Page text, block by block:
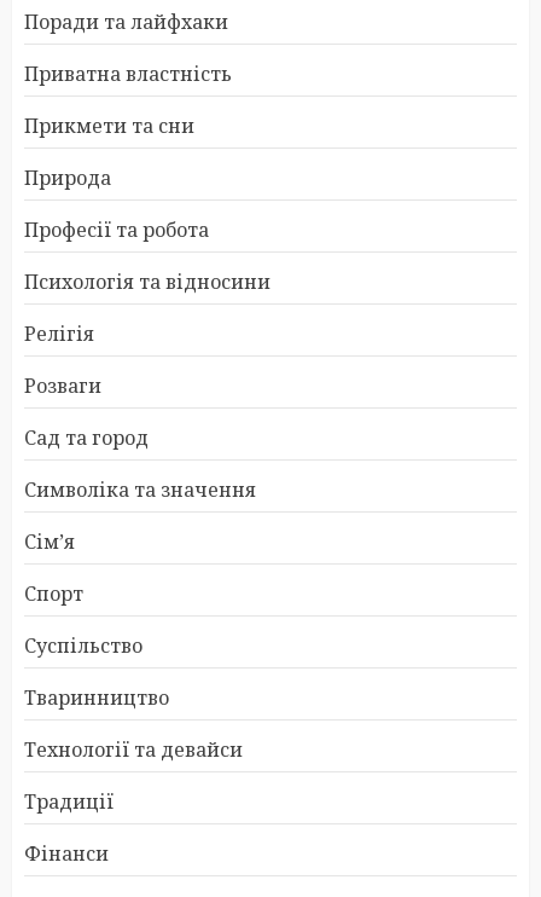
Поради та лайфхаки
Приватна властність
Прикмети та сни
Природа
Професії та робота
Психологія та відносини
Релігія
Розваги
Сад та город
Символіка та значення
Сім’я
Спорт
Суспільство
Тваринництво
Технології та девайси
Традиції
Фінанси